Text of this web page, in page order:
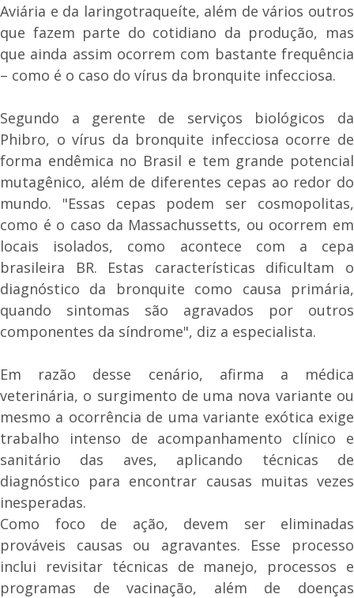
Aviária e da laringotraqueíte, além de vários outros
que fazem parte do cotidiano da produção, mas
que ainda assim ocorrem com bastante frequência
– como é o caso do vírus da bronquite infecciosa.
Segundo a gerente de serviços biológicos da
Phibro, o vírus da bronquite infecciosa ocorre de
forma endêmica no Brasil e tem grande potencial
mutagênico, além de diferentes cepas ao redor do
mundo. "Essas cepas podem ser cosmopolitas,
como é o caso da Massachussetts, ou ocorrem em
locais isolados, como acontece com a cepa
brasileira BR. Estas características dificultam o
diagnóstico da bronquite como causa primária,
quando sintomas são agravados por outros
componentes da síndrome", diz a especialista.
Em razão desse cenário, afirma a médica
veterinária, o surgimento de uma nova variante ou
mesmo a ocorrência de uma variante exótica exige
trabalho intenso de acompanhamento clínico e
sanitário das aves, aplicando técnicas de
diagnóstico para encontrar causas muitas vezes
inesperadas.
Como foco de ação, devem ser eliminadas
prováveis causas ou agravantes. Esse processo
inclui revisitar técnicas de manejo, processos e
programas de vacinação, além de doenças